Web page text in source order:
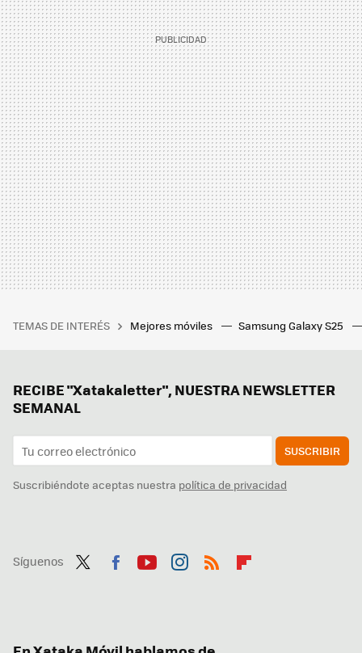
TEMAS DE INTERÉS Mejores móviles Samsung Galaxy S25
RECIBE "Xatakaletter", NUESTRA NEWSLETTER
SEMANAL
SUSCRIBIR
Suscribiéndote aceptas nuestra política de privacidad
Síguenos